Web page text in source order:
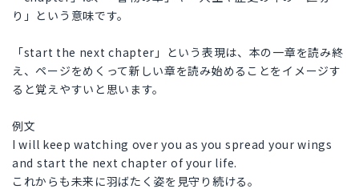
り」という意味です。
「start the next chapter」という表現は、本の一章を読み終
え、ページをめくって新しい章を読み始めることをイメージす
ると覚えやすいと思います。
例文
I will keep watching over you as you spread your wings
and start the next chapter of your life.
これからも未来に羽ばたく姿を見守り続ける。